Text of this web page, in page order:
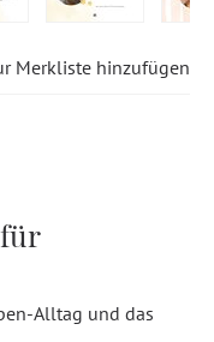
Merkliste hinzufügen
Alltag und das